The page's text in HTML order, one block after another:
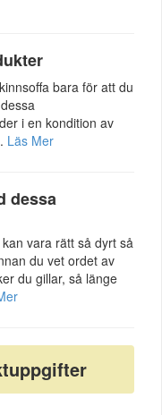
bara för att du
i en kondition av
Läs Mer
dessa
vara rätt så dyrt så
du vet ordet av
du gillar, så länge